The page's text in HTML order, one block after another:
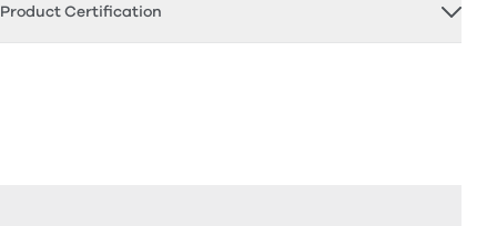
Product Certification